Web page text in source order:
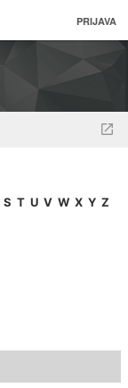
PRIJAVA
S T U V W X Y Z